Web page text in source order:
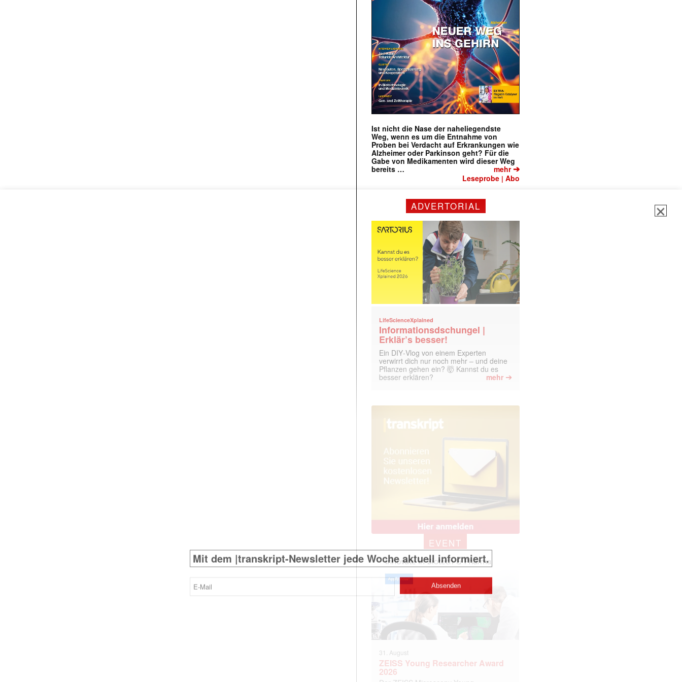
Mit dem |transkript-Newsletter jede Woche aktuell informiert.
Ist nicht die Nase der naheliegendste
Weg, wenn es um die Entnahme von
Proben bei Verdacht auf Erkrankungen wie
Alzheimer oder Parkinson geht? Für die
Gabe von Medikamenten wird dieser Weg
bereits …
mehr➔
Leseprobe |Abo
ADVERTORIAL
LifeScienceXplained
Informationsdschungel |
Erklär’s besser!
Ein DIY‑Vlog von einem Experten
verwirrt dich nur noch mehr – und deine
Pflanzen gehen ein? 🤯 Kannst du es
besser erklären?
mehr ➔
EVENT
31. August
ZEISS Young Researcher Award
2026